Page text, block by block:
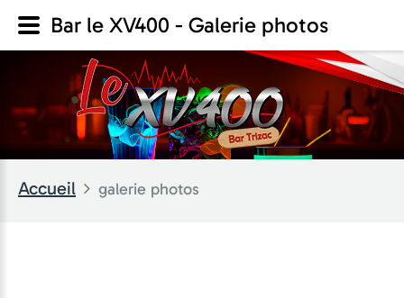
Accueil galerie photos
Bar le XV400 - Galerie photos